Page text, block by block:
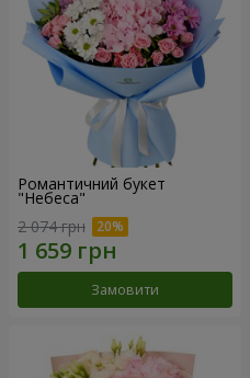
Романтичний букет
"Небеса"
2 074 грн
Замовити